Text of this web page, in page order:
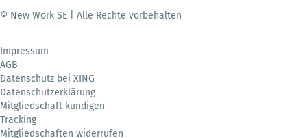
© New Work SE | Alle Rechte vorbehalten
Impressum
AGB
Datenschutz bei XING
Datenschutzerklärung
Mitgliedschaft kündigen
Tracking
Mitgliedschaften widerrufen